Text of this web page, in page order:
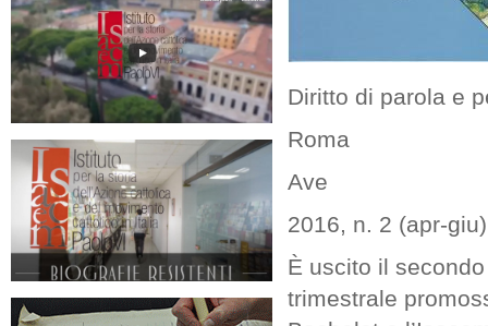
Diritto di parola e
Roma
Ave
2016, n. 2 (apr-giu)
È uscito il
trimestrale